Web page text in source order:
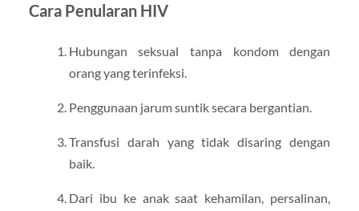
Cara Penularan HIV
Hubungan seksual tanpa kondom dengan
orang yang terinfeksi.
Penggunaan jarum suntik secara bergantian.
Transfusi darah yang tidak disaring dengan
baik.
Dari ibu ke anak saat kehamilan, persalinan,